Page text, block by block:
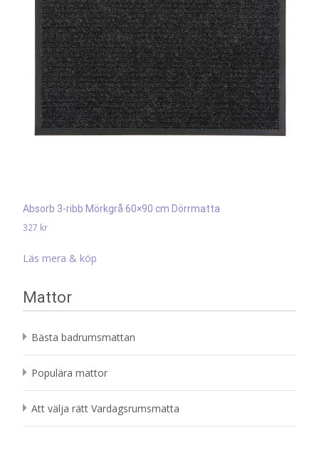
Absorb 3-ribb Mörkgrå 60×90 cm Dörrmatta
327 kr
Läs mera & köp
Mattor
Bästa badrumsmattan
Populära mattor
Att välja rätt Vardagsrumsmatta